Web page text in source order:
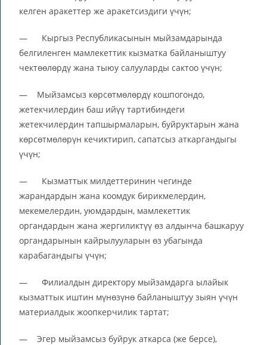
келген аракеттер же аракетсиздиги үчүн;
— Кыргыз Республикасынын мыйзамдарында
белгиленген мамлекеттик кызматка байланыштуу
чектөөлөрдү жана тыюу салууларды сактоо үчүн;
— Мыйзамсыз көрсөтмөлөрдү кошпогондо,
жетекчилердин баш ийүү тартибиндеги
жетекчилердин тапшырмаларын, буйруктарын жана
көрсөтмөлөрүн кечиктирип, сапатсыз аткаргандыгы
үчүн;
— Кызматтык милдеттеринин чегинде
жарандардын жана коомдук бирикмелердин,
мекемелердин, уюмдардын, мамлекеттик
органдардын жана жергиликтүү өз алдынча башкаруу
органдарынын кайрылууларын өз убагында
карабагандыгы үчүн;
— Филиалдын директору мыйзамдарга ылайык
кызматтык иштин мүнөзүнө байланыштуу зыян үчүн
материалдык жоопкерчилик тартат;
— Эгер мыйзамсыз буйрук аткарса (же берсе),